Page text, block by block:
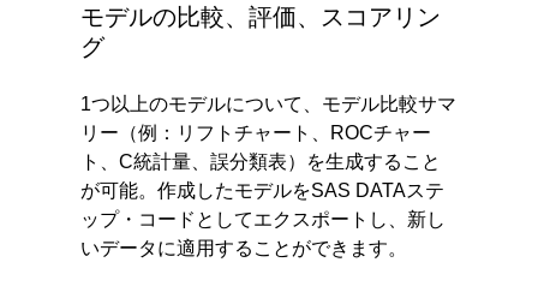
モデルの比較、評価、スコアリン
グ
1つ以上のモデルについて、モデル比較サマ
リー（例：リフトチャート、ROCチャー
ト、C統計量、誤分類表）を生成すること
が可能。作成したモデルをSAS DATAステ
ップ・コードとしてエクスポートし、新し
いデータに適用することができます。